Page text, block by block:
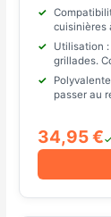
cuisinières
cuisson et
barbecue.
Utilisation
grillades.
cette poêle
passer au
34,95 €